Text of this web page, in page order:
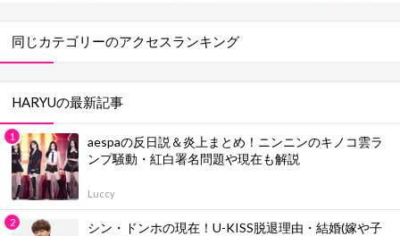
同じカテゴリーのアクセスランキング
HARYUの最新記事
aespaの反日説＆炎上まとめ！ニンニンのキノコ雲ラ
ンプ騒動・紅白署名問題や現在も解説
Luccy
シン・ドンホの現在！U-KISS脱退理由・結婚(嫁や子